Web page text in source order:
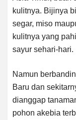
kulitnya. Bijinya
segar, miso
kulitnya yang
sayur sehari-hari.
Namun
Baru dan
dianggap
pohon akebia